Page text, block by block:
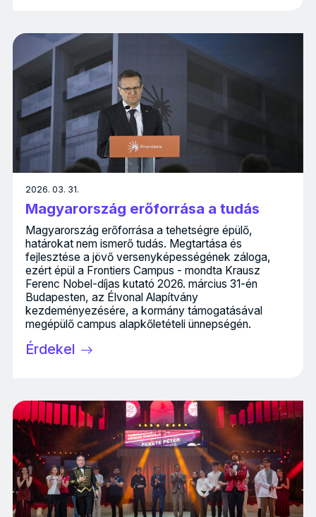
2026. 03. 31.
Magyarország erőforrása a tudás
Magyarország erőforrása a tehetségre épülő,
határokat nem ismerő tudás. Megtartása és
fejlesztése a jövő versenyképességének záloga,
ezért épül a Frontiers Campus - mondta Krausz
Ferenc Nobel-díjas kutató 2026. március 31-én
Budapesten, az Élvonal Alapítvány
kezdeményezésére, a kormány támogatásával
megépülő campus alapkőletételi ünnepségén.
Érdekel